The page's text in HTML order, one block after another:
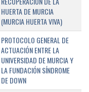
HUERTA DE MURCIA
(MURCIA HUERTA VIVA)
PROTOCOLO GENERAL DE
ACTUACIÓN ENTRE LA
UNIVERSIDAD DE MURCIA Y
LA FUNDACIÓN SÍNDROME
DE DOWN